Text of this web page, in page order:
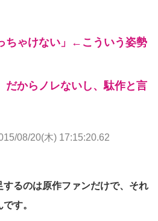
ちゃけない」←こういう姿勢
だからノレないし、駄作と言
08/20(木) 17:15:20.62
するのは原作ファンだけで、それ
す。